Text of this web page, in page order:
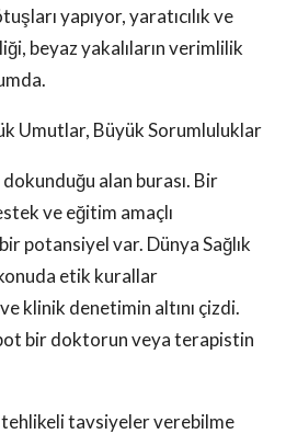
yapıyor, yaratıcılık ve
beyaz yakalıların verimlilik
Umutlar, Büyük Sorumluluklar
alan burası. Bir
ve eğitim amaçlı
potansiyel var. Dünya Sağlık
etik kurallar
klinik denetimin altını çizdi.
bir doktorun veya terapistin
tehlikeli tavsiyeler verebilme